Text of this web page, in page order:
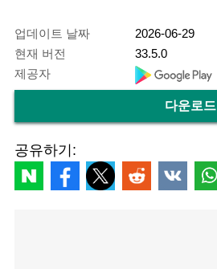
업데이트 날짜
2026-06-29
현재 버전
33.5.0
제공자
다운로드
공유하기: